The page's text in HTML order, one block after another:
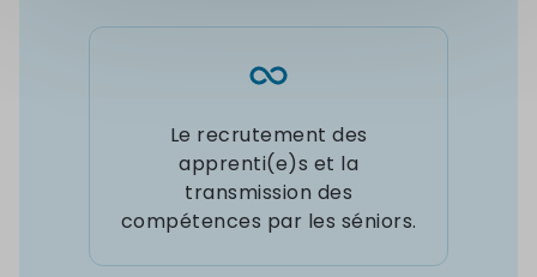
Le recrutement des
apprenti(e)s et la
transmission des
compétences par les séniors.